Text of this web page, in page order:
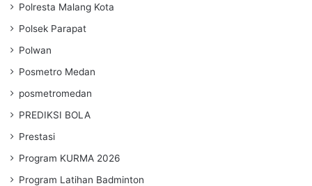
Polresta Malang Kota
Polsek Parapat
Polwan
Posmetro Medan
posmetromedan
PREDIKSI BOLA
Prestasi
Program KURMA 2026
Program Latihan Badminton